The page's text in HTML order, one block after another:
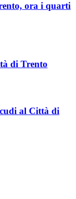
ora i quarti
di Trento
al Città di